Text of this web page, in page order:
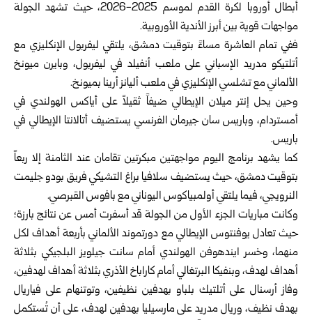
أبطال أوروبا لكرة القدم لموسم 2025-2026، حيث تشهد الجولة
مواجهات قوية بين أبرز الأندية الأوروبية.
ففي تمام العاشرة مساءً بتوقيت دمشق، يلتقي ليفربول الإنكليزي مع
أتلتيكو مدريد الإسباني على ملعب أنفيلد في ليفربول، وبايرن ميونخ
الألماني مع تشلسي الإنكليزي في ملعب أليانز أرينا بميونخ.
وحين يحل إنتر ميلان الإيطالي ضيفاً ثقيلاً على أياكس الهولندي في
أمستردام، وباريس سان جيرمان الفرنسي يستضيف أتالانتا الإيطالي في
باريس.
كما يشهد برنامج اليوم مواجهتين مبكرتين تقامان عند الثامنة إلا ربعاً
بتوقيت دمشق، حيث يستضيف سلافيا براغ التشيكي فريق بودو جليمت
النرويجي، فيما يلتقي أولمبياكوس اليوناني مع بافوس القبرصي.
وكانت مباريات الجزء الأول من الجولة قد أسفرت أمس عن نتائج بارزة؛
حيث تعادل يوفنتوس الإيطالي مع دورتموند الألماني بأربعة أهداف لكل
منهما، وخسر ايندهوفن الهولندي أمام سانت جيلويز البلجيكي بثلاثة
أهداف لهدف، وبنفيكا البرتغالي أمام كاراباخ الأذري بثلاثة أهداف لهدفين،
وفاز أرسنال على أتلتيك بلباو بهدفين نظيفين، وتوتنهام على فياريال
بهدف نظيف، وريال مدريد على مارسيليا بهدفين لهدف، على أن تُستكمل